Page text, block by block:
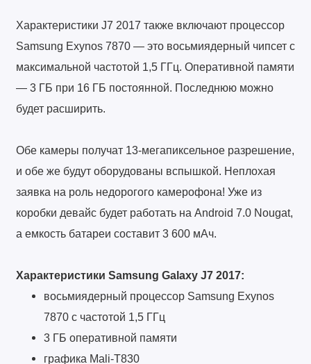
Характеристики J7 2017 также включают процессор
Samsung Exynos 7870 — это восьмиядерный чипсет с
максимальной частотой 1,5 ГГц. Оперативной памяти
— 3 ГБ при 16 ГБ постоянной. Последнюю можно
будет расширить.
Обе камеры получат 13-мегапиксельное разрешение,
и обе же будут оборудованы вспышкой. Неплохая
заявка на роль недорогого камерофона! Уже из
коробки девайс будет работать на Android 7.0 Nougat,
а емкость батареи составит 3 600 мАч.
Характеристики Samsung Galaxy J7 2017:
восьмиядерный процессор Samsung Exynos
7870 с частотой 1,5 ГГц
3 ГБ оперативной памяти
графика Mali-T830